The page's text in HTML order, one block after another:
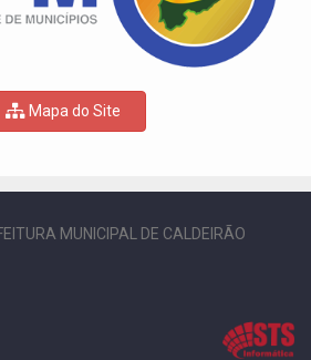
Mapa do Site
MUNICIPAL DE CALDEIRÃO